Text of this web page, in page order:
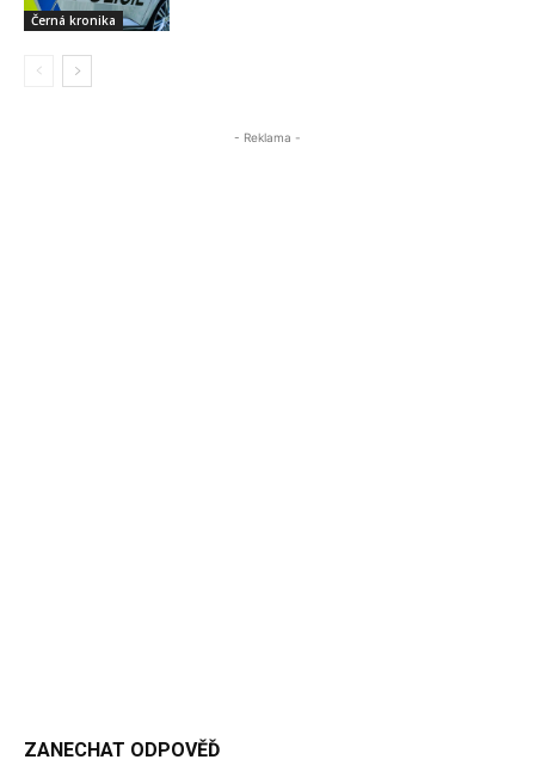
Černá kronika
- Reklama -
ZANECHAT ODPOVĚĎ